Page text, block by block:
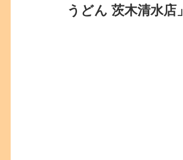
うどん 茨木清水店」